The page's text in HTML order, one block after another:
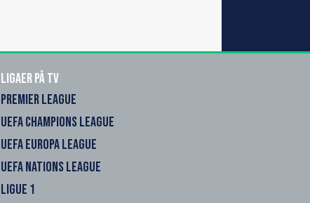
Ligaer på TV
PREMIER LEAGUE
UEFA CHAMPIONS LEAGUE
UEFA EUROPA LEAGUE
UEFA NATIONS LEAGUE
LIGUE 1